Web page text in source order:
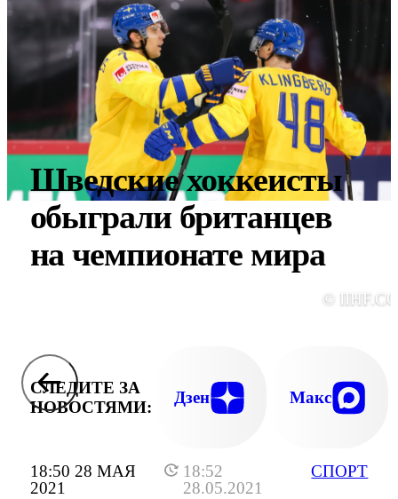
18:50 28 МАЯ
2021
18:52
28.05.2021
СПОРТ
Шведские хоккеисты
обыграли британцев
на чемпионате мира
©
СЛЕДИТЕ ЗА
НОВОСТЯМИ:
Дзен Макс